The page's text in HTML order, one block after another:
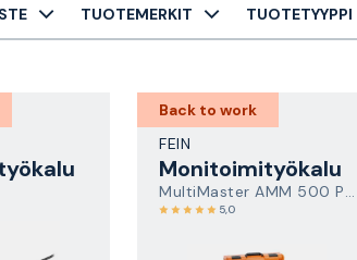
TUOTEMERKIT TUOTETYYPPI
Back to work
FEIN
Monitoimityökalu
MultiMaster AMM 500 Plus Top AS
5,0